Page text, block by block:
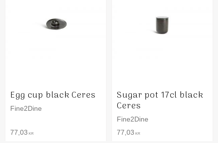
Egg cup black Ceres
Fine2Dine
77,03 KR
Sugar pot 17cl black
Ceres
Fine2Dine
77,03 KR